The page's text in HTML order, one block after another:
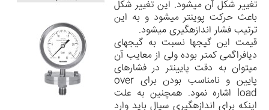
تغییر شکل آن می­شود. این تغییر شکل
باعث حرکت پوینتر می­شود و به این
ترتیب فشار اندازه­گیری می­شود.
قیمت این گیج­ها نسبت به گیج­های
دیافراگمی کمتر بوده ولی از معایب آن
می­توان به دقت پایینتر در فشارهای
پایین و نامناسب بودن برای over
load اشاره نمود. همچنین به علت
اینکه برای اندازه­گیری سیال باید وارد